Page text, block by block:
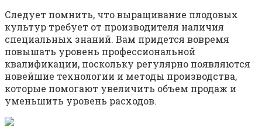
Следует помнить, что выращивание плодовых
культур требует от производителя наличия
специальных знаний. Вам придется вовремя
повышать уровень профессиональной
квалификации, поскольку регулярно появляются
новейшие технологии и методы производства,
которые помогают увеличить объем продаж и
уменьшить уровень расходов.